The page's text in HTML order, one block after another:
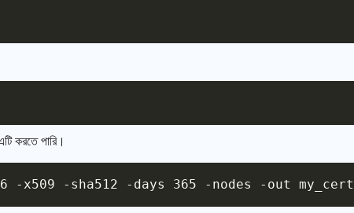
করতে পারি।